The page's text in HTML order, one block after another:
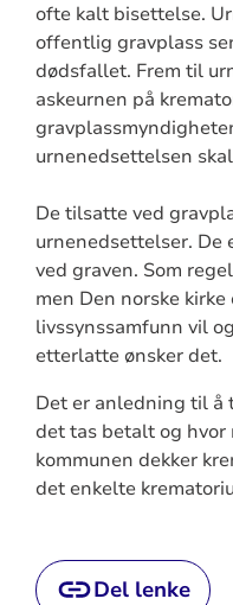
ofte kalt bisettelse.
offentlig gravplass
dødsfallet. Frem til
askeurnen på
urnenedsettelsen
De tilsatte ved
urnenedsettelser.
ved graven. Som
men Den norske
livssynssamfunn vil
etterlatte ønsker det.
Det er anledning til å
det tas betalt og hvor
kommunen dekker
det enkelte
Del lenke